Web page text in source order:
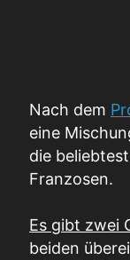
Nach dem
eine
die
Franzosen.
Es gibt zwei
beiden